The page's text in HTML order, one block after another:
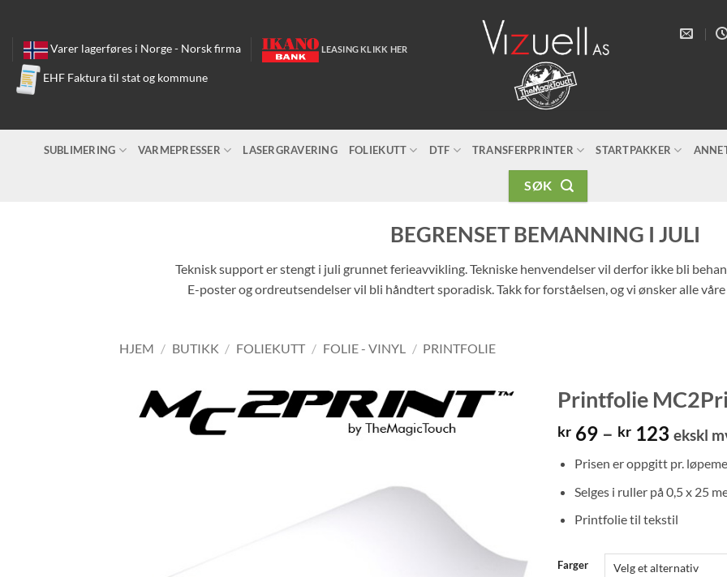
content Varer lagerføres i Norge - Norsk firma LEASING KLIKK HER
EHF Faktura til stat og kommune
SUBLIMERING VARMEPRESSER LASERGRAVERING FOLIEKUTT DTF TRANSFERPRINTER STARTPAKKER
SØK
BEGRENSET BEMANNING I JULI
Teknisk support er stengt i juli grunnet ferieavvikling. Tekniske henvendelser vil derfor ikke bli
E-poster og ordreutsendelser vil bli håndtert sporadisk. Takk for forståelsen, og vi ønsker alle
HJEM / BUTIKK / FOLIEKUTT / FOLIE - VINYL / PRINTFOLIE
Printfolie
kr 69 – kr 123
til
kr 123
ekskl
Prisen er oppgitt pr.
Selges i ruller på 0,5 x 25
Printfolie til tekstil
Farger